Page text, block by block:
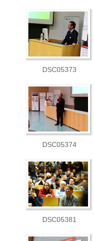
DSC05373
DSC05374
DSC05381